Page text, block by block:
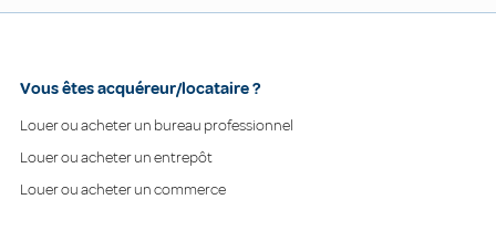
Vous êtes acquéreur/locataire ?
Louer ou acheter un bureau professionnel
Louer ou acheter un entrepôt
Louer ou acheter un commerce